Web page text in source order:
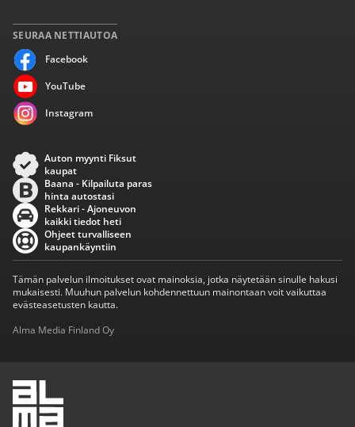
SEURAA NETTIAUTOA
Facebook
YouTube
Instagram
Auton myynti Fiksut
kaupat
Baana - Kilpailuta paras
hinta autostasi
Rekkari - Ajoneuvon
kaikki tiedot heti
Ohjeet turvalliseen
kaupankäyntiin
Tämän palvelun ilmoitukset ovat mainoksia, jotka näytetään sinulle hakusi
mukaisesti. Muuhun palvelun kohdennettuun mainontaan voit vaikuttaa
evästeasetusten kautta.
Alma Media Finland Oy